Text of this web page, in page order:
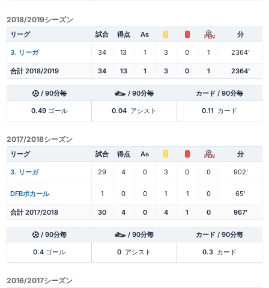
2018/2019シーズン
リーグ 試合 得点 As PEN 分
3. リーガ 34 13 1 3 0 1 2364'
合計 2018/2019 34 13 1 3 0 1 2364'
/ 90分毎 / 90分毎 カード / 90分毎
0.49ゴール 0.04 アシスト 0.11 カード
2017/2018シーズン
リーグ 試合 得点 As PEN 分
3. リーガ 29 4 0 3 0 0 902'
DFBポカール 1 0 0 1 1 0 65'
合計 2017/2018 30 4 0 4 1 0 967'
/ 90分毎 / 90分毎 カード / 90分毎
0.4 ゴール 0 アシスト 0.3 カード
2016/2017シーズン